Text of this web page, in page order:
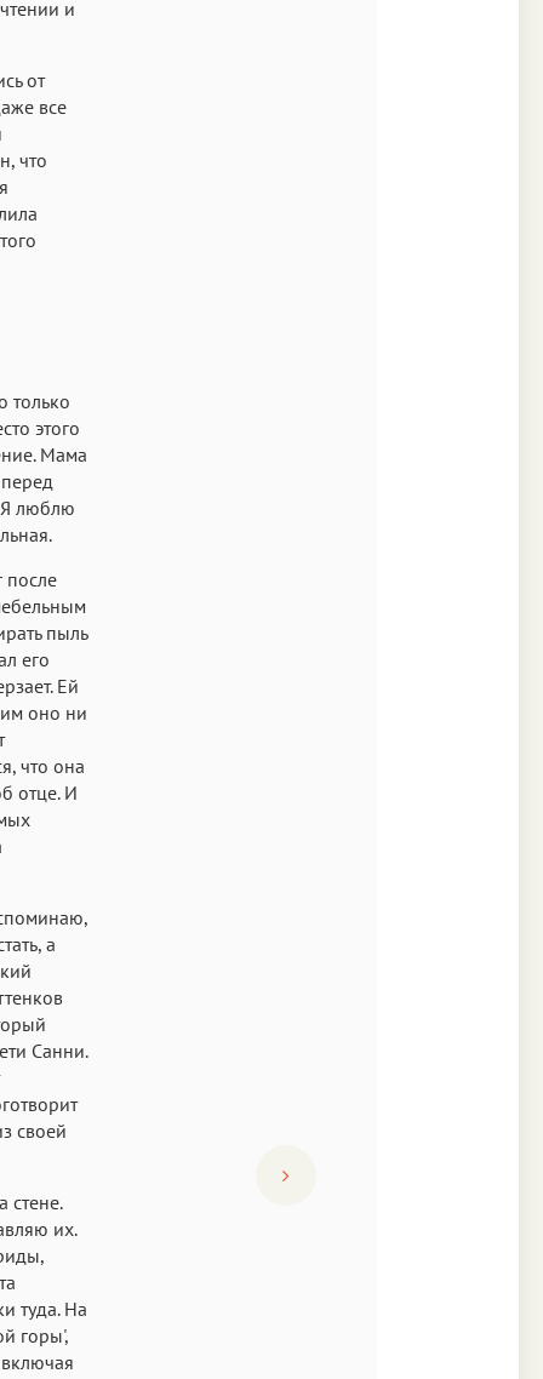
и
от
все
что
только
этого
Мама
люблю
пыль
его
Ей
оно ни
что она
отце. И
а
Санни.
своей
стене.
их.
туда. На
горы',